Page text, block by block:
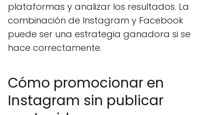
plataformas y analizar los resultados. La
combinación de Instagram y Facebook
puede ser una estrategia ganadora si se
hace correctamente.
Cómo promocionar en
Instagram sin publicar